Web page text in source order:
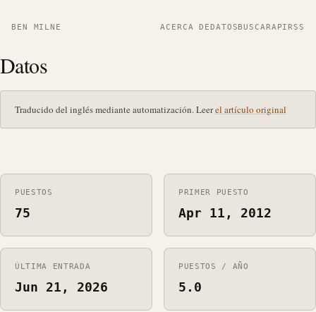
BEN MILNE ACERCA DEDATOSBUSCARAPIRSS
Datos
Traducido del inglés mediante automatización. Leerel artículo original
PUESTOS
75
PRIMER PUESTO
Apr 11, 2012
ÚLTIMA ENTRADA
Jun 21, 2026
PUESTOS / AÑO
5.0